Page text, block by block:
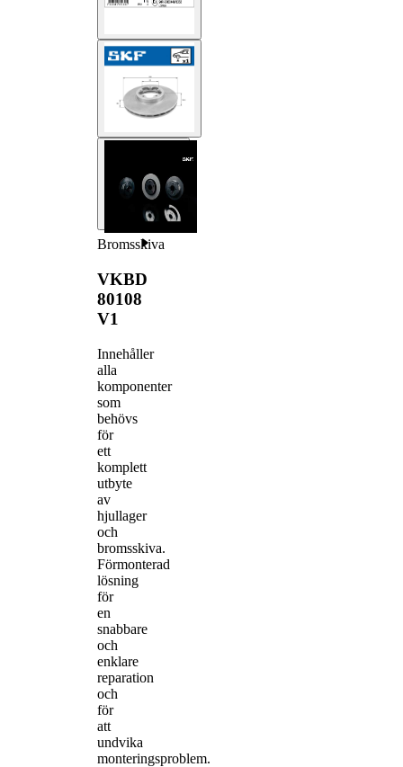
Bromsskiva
VKBD
80108
V1
Innehåller
alla
komponenter
som
behövs
för
ett
komplett
utbyte
av
hjullager
och
bromsskiva.
Förmonterad
lösning
för
en
snabbare
och
enklare
reparation
och
för
att
undvika
monteringsproblem.